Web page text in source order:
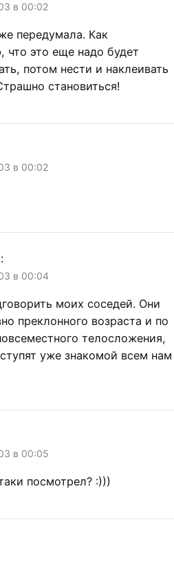
в 00:02
передумала. Как
что это еще надо будет
потом нести и наклеивать
становиться!
в 00:02
:
в 00:04
моих соседей. Они
преклонного возраста и по
телосложения,
уже знакомой всем нам
в 00:05
посмотрел? :)))